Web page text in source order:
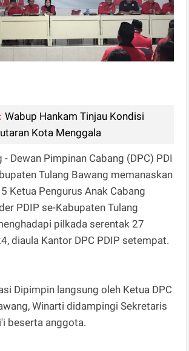
Wabup Hankam Tinjau Kondisi
Kota Menggala
- Dewan Pimpinan Cabang (DPC) PDI
Tulang Bawang memanaskan
Ketua Pengurus Anak Cabang
PDIP se-Kabupaten Tulang
pilkada serentak 27
diaula Kantor DPC PDIP setempat.
Dipimpin langsung oleh Ketua DPC
Winarti didampingi Sekretaris
beserta anggota.